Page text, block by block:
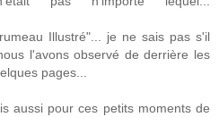
Illustré"... je ne sais pas s'il
l'avons observé de derrière les
pages...
aussi pour ces petits moments de